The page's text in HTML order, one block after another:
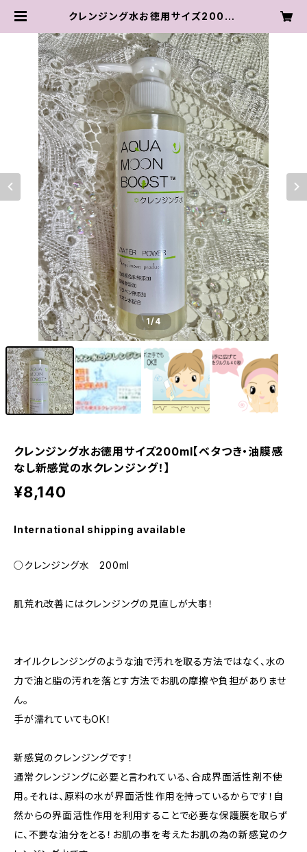
クレンジング水お徳用サイズ200ml
レンジング！】 | eminity
1/4
クレンジング水お徳用サイズ200ml【ベタつき・油膜感
なし新感覚の水クレンジング！】
¥8,140
International shipping available
○クレンジング水 200ml
肌荒れ改善にはクレンジングの見直しが大事！
オイルクレンジングのような油で汚れを取る方法ではなく、水の
力で油と脂の汚れを落とす方法でお肌の摩擦や負担がありませ
ん。
手が濡れていてもOK！
新感覚のクレンジングです！
通常クレンジングに必要と言われている、合成界面活性剤不使
用。それは、原料の水が界面活性作用を持っているからです！自
然からの界面活性作用を利用することで必要な保護膜を取らず
に、不要な油分をとる！お肌の事を考えたお肌の為の新感覚のク